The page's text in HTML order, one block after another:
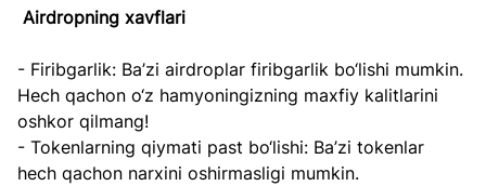
Airdropning xavflari
- Firibgarlik: Ba’zi airdroplar firibgarlik bo‘lishi mumkin.
Hech qachon o‘z hamyoningizning maxfiy kalitlarini
oshkor qilmang!
- Tokenlarning qiymati past bo‘lishi: Ba’zi tokenlar
hech qachon narxini oshirmasligi mumkin.